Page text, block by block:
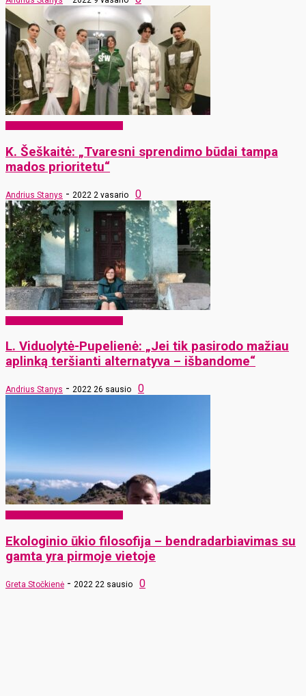
K. Šeškaitė: „Tvaresni sprendimo būdai tampa
mados prioritetu“
Andrius Stanys - 2022 2 vasario 0
L. Viduolytė-Pupelienė: „Jei tik pasirodo mažiau
aplinką teršianti alternatyva – išbandome“
Andrius Stanys - 2022 26 sausio 0
Ekologinio ūkio filosofija – bendradarbiavimas su
gamta yra pirmoje vietoje
Greta Stočkienė - 2022 22 sausio 0